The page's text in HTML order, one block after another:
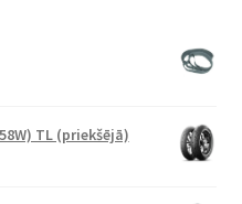
TL (priekšējā)